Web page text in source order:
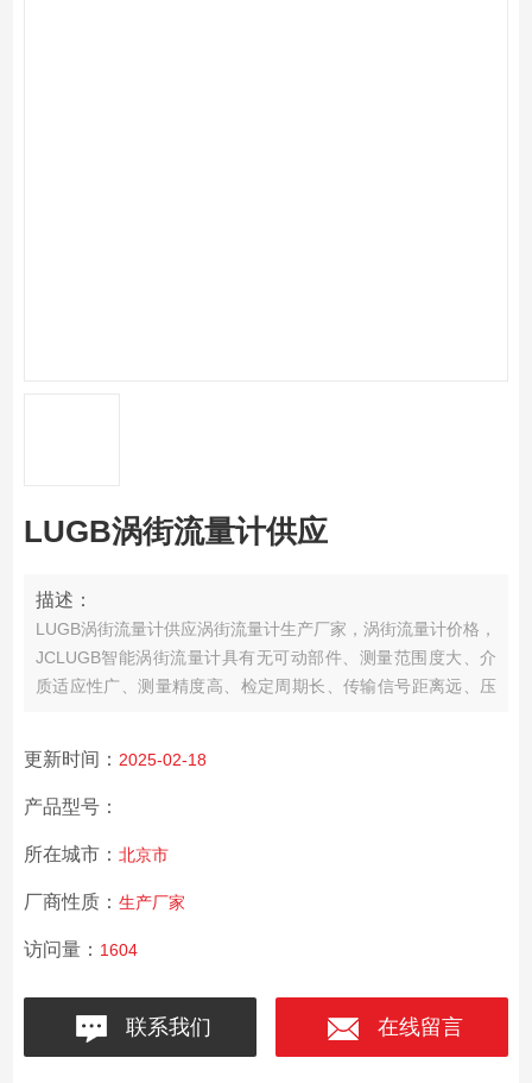
LUGB涡街流量计供应
描述：
LUGB涡街流量计供应涡街流量计生产厂家，涡街流量计价格，
JCLUGB智能涡街流量计具有无可动部件、测量范围度大、介
质适应性广、测量精度高、检定周期长、传输信号距离远、压
纸，以及城市管道供热、供水、煤气等行业的各种液体、气
体、蒸气等单相流体的工艺计量和节能管理。
更新时间： 2025-02-18
产品型号：
所在城市： 北京市
厂商性质： 生产厂家
访问量： 1604
联系我们 在线留言